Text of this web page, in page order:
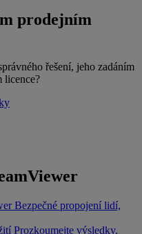
prodejním
řešení, jeho zadáním
licence?
Bezpečné propojení lidí,
Prozkoumejte výsledky,